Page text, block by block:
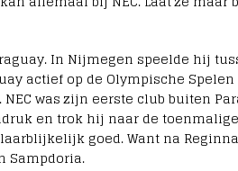
In Nijmegen speelde hij
actief op de Olympische
was zijn eerste club buiten
en trok hij naar de
goed. Want na
Sampdoria.